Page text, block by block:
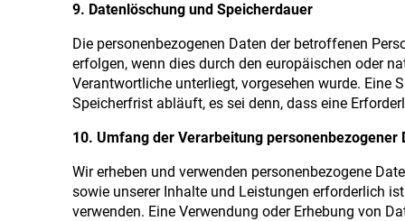
9. Datenlöschung und Speicherdauer
Die personenbezogenen Daten der betroffenen
erfolgen, wenn dies durch den europäischen oder
Verantwortliche unterliegt, vorgesehen wurde. Eine
Speicherfrist abläuft, es sei denn, dass eine
10. Umfang der Verarbeitung personenbezogener
Wir erheben und verwenden personenbezogene
sowie unserer Inhalte und Leistungen erforderlich
verwenden. Eine Verwendung oder Erhebung von